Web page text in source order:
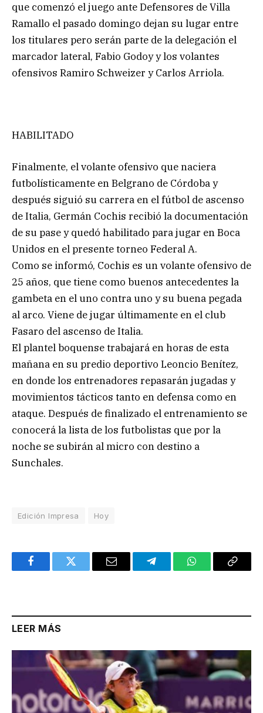
que comenzó el juego ante Defensores de Villa
Ramallo el pasado domingo dejan su lugar entre
los titulares pero serán parte de la delegación el
marcador lateral, Fabio Godoy y los volantes
ofensivos Ramiro Schweizer y Carlos Arriola.
HABILITADO
Finalmente, el volante ofensivo que naciera
futbolísticamente en Belgrano de Córdoba y
después siguió su carrera en el fútbol de ascenso
de Italia, Germán Cochis recibió la documentación
de su pase y quedó habilitado para jugar en Boca
Unidos en el presente torneo Federal A.
Como se informó, Cochis es un volante ofensivo de
25 años, que tiene como buenos antecedentes la
gambeta en el uno contra uno y su buena pegada
al arco. Viene de jugar últimamente en el club
Fasaro del ascenso de Italia.
El plantel boquense trabajará en horas de esta
mañana en su predio deportivo Leoncio Benítez,
en donde los entrenadores repasarán jugadas y
movimientos tácticos tanto en defensa como en
ataque. Después de finalizado el entrenamiento se
conocerá la lista de los futbolistas que por la
noche se subirán al micro con destino a
Sunchales.
Edición Impresa Hoy
FacebookTwitter Email TelegramWhatsAppCopy
LEER MÁS